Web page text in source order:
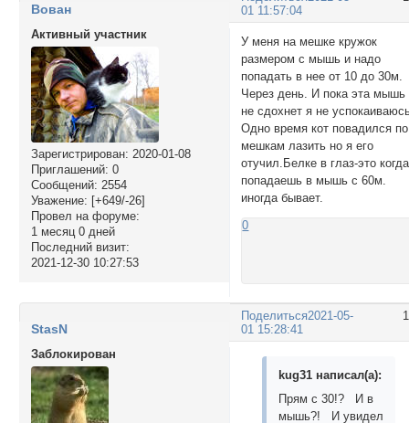
01 11:57:04
Вован
Активный участник
Зарегистрирован: 2020-01-08
Приглашений: 0
Сообщений: 2554
Уважение: [+649/-26]
Провел на форуме:
1 месяц 0 дней
Последний визит:
2021-12-30 10:27:53
У меня на мешке кружок
размером с мышь и надо
попадать в нее от 10 до 30м.
Через день. И пока эта мышь
не сдохнет я не
Одно время кот повадился по
мешкам лазить но я его
отучил.Белке в глаз-это когда
попадаешь в мышь с 60м.
иногда бывает.
0
Поделиться2021-05-
01 15:28:41
StasN
Заблокирован
kug31 написал(а):
Прям с 30!? И в
мышь?! И увидел